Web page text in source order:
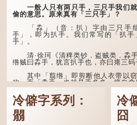
一般人只有两只手，三只手我们就
偷的意思。原来真有「三只手」？
「掱」（音：扒）字由三只手
手」，即为扒手。我们常写的「扒
手」。
清·徐珂《清稗类钞．盗贼类．掱
绺贼曰掱手，犹言扒手也，亦曰瘪三码
其中「翦绺」即剪断他人衣带以窃
称。而「掱手」也就是手多多，擅自拿
冷僻字系列：
朤
冷
囧